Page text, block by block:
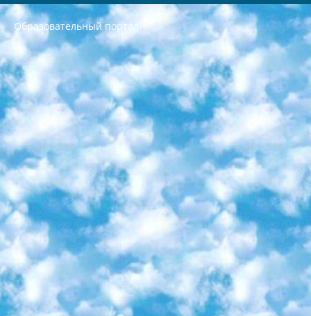
Образовательный портал
РЕСПУБЛИКА УЗБЕКИСТАН МИНИСТРЕРСТВО ДОШКОЛЬНОГО И ШКОЛЬНОГО ОБРАЗОВАНИЯ КОМАНДА в общеобразовательных учреждениях в 2023-2024 учебном году организация и проведение итоговой государственной аттестации обучающихся о Министра дошкольного и школьного образования Республики Узбекистан от 4 марта 2008 года (постановлением Минюста от 20 марта 2008 года № 1778 государственной регистрации) «Итоговое состояние учащихся общего среднего образования на основании положения об утверждении положения об аттестации общего среднего образования выпускной экзамен студентов в образовательных учреждениях в 2023-2024 учебном году В целях организации и прохождения аттестации приказываю: 1. Следующее: перечень предметов, по которым будет проводиться итоговая государственная аттестация и экзамен формы перевода согласно приложению 1; сертификаты международного образца, оценивающие уровень владения иностранными языками перечень согласно приложению 2; 2. Педагогический при специализированных образовательных учреждениях. научно-практический центр квалификации и международной оценки (Д.Давидова) 2024 г. До 25 марта: задания по предметам, по которым будет проводиться итоговая аттестация разработка и утверждение технических условий; итоговая аттестация на основании разработанного предметного задания разработка вопросов по предметам (устно и письменно), экзамен передача; общеобразовательные средние школы и специальные учебные заведения учащиеся выпускных классов школ и интернатов в агентской системе подготовка базы данных экзаменационных материалов и критериев оценки; перевод базы экзаменационных материалов на все языки обучения подать в Республиканский образовательный центр для изготовления; варианты экзаменов на основе разработанных контрольных материалов пусть будут поставлены задачи формирования. 3. Республиканский образовательный центр (Ш.Худайкулов) до 5 апреля 2024 года. до: база данных предоставленных экзаменационных материалов на все языки обучения перевод и экспертиза; для слепых, слабовидящих, глухих, слабослышащих и умственно отсталых детей учащиеся выпускных классов специализированных школ и школ-интернатов база данных экзаменационных материалов на всех преподаваемых языках подготовка критериев оценки; специализированные школы для умственно отсталых детей и технологии для учащихся выпускных классов школ-интернатов разработка соответствующих рекомендаций и критериев проведения ЕГЭ по естествознанию давать задания. 4. Педагогический при специализированных образовательных учреждениях. Научно-практический центр навыков и международной оценки (Д.Давидова), Республика образовательный центр (Худайкулов Ш.) итоговый государственный аттестационный экзамен ориентирован на творческое и логическое мышление при подготовке базы материалов учитывать введение заданий. 5. Следует отметить, что: сертификат государственного образца о знании общеобразовательного предмета и как минимум национальный уровень B1 по предметам на иностранных языках, указанным в Приложении 2. или международно признанный сертификат эквивалентного уровня студенты, изучающие определенный предмет, освобождаются от экзамена; по соответствующим предметам запланирована итоговая государственная аттестация за день до дня, путем жеребьевки Рабочей группой (в письменной форме по предметам, проводимым в форме) из числа сформированных вариантов выбрано 2 варианта; 2 выбранных варианта экзамена анонсированы на официальном сайте министерства и все выпускники по всей стране на основе этих вариантов проводит итоговую государственную аттестацию. 6. Государственное образование учащихся средних общеобразовательных учреждений. знания в соответствии с квалификационными требованиями, которые необходимо приобрести на основании стандартов итоговый (выпускной) контроль для 9 и 11 классов в целях тестирования Экзамены (далее – экзамены) состоят из предметов, перечисленных в приложении 1. будет сделано. 7. Экзамены пройдут с 26 мая по 15 июня 2024 г. (кроме науки физического воспитания). 8. Физическая для учащихся 9 классов общесредних образовательных учреждений. Экзамены по предмету «Образование, квалификация медицина» 1-6 мая 2024 года. сотрудники перевести под присмотр (с отклонениями в физическом или умственном развитии) специализированная школа для детей, школы-интернаты и со сколиозом школы-интернаты санаторного типа для больных детей исключены). 9. Он был слепым, слабовидящим и имел нарушения опорно-двигательного аппарата. экзамены в специализированных школах и интернатах для детей должны проводиться исходя из требований, предъявляемых к общеобразовательным учреждениям (физкультура кроме науки). 10. Специализированная школа для глухих и слабослышащих детей. и экзамены в интернатах и быть реализован в виде письменного теста по математике. 11. Специальность для умственно отсталых детей. Для 9 класса Родной язык и литературное письмо Государственный язык (язык обучения – узбекский). для неклассов) написано Математическое письмо Письменная/устная история Узбекистана Физическое воспитание практично Итоговый контроль Для 11 класса Написание родного языка и литературы (эссе) Математическое письмо Узбекский язык (обучение на узбекском языке) не посещающее общее среднее образование для учреждений)/Образовательное учреждение выбор письменный и устный Иностранный язык письменный/устный Письменная/устная история Узбекистана *По выбору студента:  Химия  Физика  Основы государственного права  География 10 бесплатных образовательных ресурсов - Мы составили подборку онлайн-проектов с интерактивными упражнениями, видеолекциями и статьями. Они помогут вам обрести новые и освежить старые знания бесплатно. 1. «ИНТУИТ» Старейшая образовательная площадка Рунета. Здесь вы найдёте сотни текстовых и видеокурсов на десятки различных тем — от программирования до психологии. Многие курсы подготовлены российскими университетами и крупными международными компаниями вроде Intel и Microsoft. Самостоятельное обучение бесплатное, но желающие могут оплатить услуги персональных наставников. 2. «Смартия» знакомит с актуальными профессиями и подсказывает, как им обучаться. Выбрав заинтересовавшую вас специальность — SMM-специалист, фотограф, веб-дизайнер или другую, — увидите список необходимых для неё умений. Чтобы вы могли освоить их самостоятельно, для каждого умения площадка отображает подборку ссылок на учебные материалы. Хотя «Смартия» ориентируется на русскоязычную аудиторию, часть контента всё же доступна только на английском. 3. «Лекторий Физтеха» Проект Московского физико-технического института (Физтеха). С его помощью вы можете смотреть онлайн серии лекций, записанные на видео в этом вузе. В числе доступных предметов — физика, биология, химия, информационные технологии и другие. К некоторым лекциям администрация ресурса прилагает готовые конспекты, которые можно скачивать в PDF-формате. 4. ITMOcourses Онлайн-площадка Санкт-Петербургского национального исследовательского университета информационных технологий, механики и оптики (ИТМО). Ресурс предоставляет свободный доступ к курсам, разработанным в этом вузе. Каталог материалов разбит на четыре категории: «Оптические системы и технологии», «Приборостроение и робототехника», «Информационные технологии» и «Биотехнологии». Курсы состоят из видеолекций, интерактивных демонстраций и заданий. 5. «КиберЛенинка» Электронная научная библиотека открытого доступа. Каталог площадки регулярно обрастает текстами статей из различных научных изданий. Сгруппированные по журналам и рубрикам публикации можно читать онлайн или скачивать целиком в PDF-формате. Проект нацелен на популяризацию науки за счёт открытого доступа к качественной информации. 6. «ПостНаука» На этом ресурсе публикуют подборки видеолекций, составленные экспертами из разных отраслей и объединённые общими темами. Среди них, к примеру, есть серии «Биоинформатика и геномика», «Культура средневековой Скандинавии» и Cinema Studies о теории кино. Каждая подборка лекций — логически связанная история, рассказанная экспертом от первого лица. Кроме того, на сайте появляются научно-образовательные статьи и тесты на разные темы. 7. «Newочём» Команда проекта «Newочём» отбирает самые интересные тексты из англоязычных СМИ и переводит те из них, за которые голосуют участники сообщества «ВКонтакте». По большей части это научно-популярные статьи. Редакторы придумывают лишь заголовки, в остальном содержание переводов соответствует оригиналам. Полные тексты можно читать прямо в социальной сети. 8. InternetUrok Онлайн-база материалов по основным дисциплинам школьной программы. Информация на сайте структурирована по классам, предметам и темам (урокам). Каждый урок состоит из видеолекций и конспектов. Есть также интерактивные тренажёры и тесты для закрепления пройденного материала. Даже если вы давно окончили школу, возможность повторить программу старших классов всегда может пригодиться. 9. Edutainme Ещё один ресурс об образовании. В отличие от Newtonew, как мне кажется, Edutainme больше ориентируется на представителей индустрии: педагогов, предпринимателей, разработчиков образовательных проектов. Но и любой, кто просто стремится к саморазвитию, найдёт на сайте много полезного и интересного для себя. Например, информацию о новых курсах и образовательных сервисах. 10. Newtonew Онлайн-медиа об образовании и обучении в широком смысле. Авторы Newtonew пишут об инструментах, заведениях, тактиках и стратегиях, которые помогают учить других и получать новые знания самостоятельно. На этой площадке вы найдёте новости, обзоры, аналитические мат